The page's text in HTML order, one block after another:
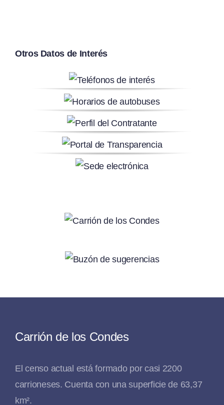
Otros Datos de Interés
Carrión de los Condes
El censo actual está formado por casi 2200
carrioneses. Cuenta con una superficie de 63,37
km².